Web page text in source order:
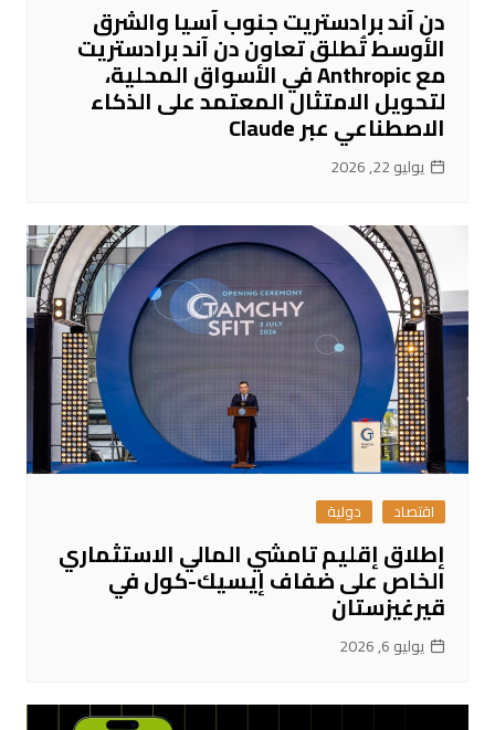
دن آند برادستريت جنوب آسيا والشرق
الأوسط تُطلق تعاون دن آند برادستريت
مع Anthropic في الأسواق المحلية،
لتحويل الامتثال المعتمد على الذكاء
الاصطناعي عبر Claude
يوليو 22, 2026
اقتصاد دولية
إطلاق إقليم تامشي المالي الاستثماري
الخاص على ضفاف إيسيك-كول في
قيرغيزستان
يوليو 6, 2026